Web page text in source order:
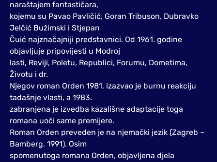
naraštajem fantastičara,
kojemu su Pavao Pavličić, Goran Tribuson, Dubravko
Jelčić Bužimski i Stjepan
Čuić najznačajniji predstavnici. Od 1961. godine
objavljuje pripovijesti u Modroj
lasti, Reviji, Poletu, Republici, Forumu, Dometima,
Životu i dr.
Njegov roman Orden 1981. izazvao je burnu reakciju
tadašnje vlasti, a 1983.
zabranjena je izvedba kazališne adaptacije toga
romana uoči same premijere.
Roman Orden preveden je na njemački jezik (Zagreb –
Bamberg, 1991). Osim
spomenutoga romana Orden, objavljena djela